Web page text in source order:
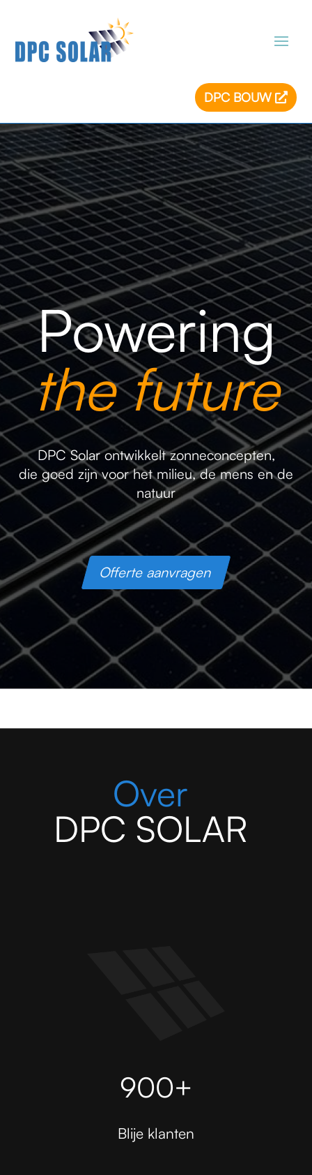
DPC BOUW
Powering
the future
DPC Solar ontwikkelt zonneconcepten,
die goed zijn voor het milieu, de mens en de
natuur
Offerte aanvragen
Over
DPC SOLAR
900+
Blije klanten